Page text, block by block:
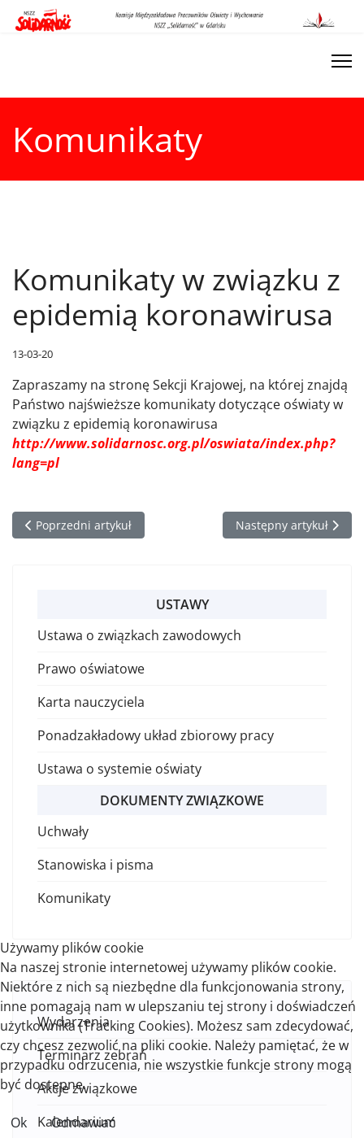
Komunikaty
Komunikaty w związku z
epidemią koronawirusa
13-03-20
Zapraszamy na stronę Sekcji Krajowej, na której znajdą
Państwo najświeższe komunikaty dotyczące oświaty w
związku z epidemią koronawirusa
http://www.solidarnosc.org.pl/oswiata/index.php?
lang=pl
Poprzedni artykuł: Zmiany w Karcie nauczyciela – projekt z
Poprzedni artykuł Następny artykuł:
Następny artykuł
USTAWY
Ustawa o związkach zawodowych
Prawo oświatowe
Karta nauczyciela
Ponadzakładowy układ zbiorowy pracy
Ustawa o systemie oświaty
DOKUMENTY ZWIĄZKOWE
Uchwały
Stanowiska i pisma
Komunikaty
Wydarzenia
Terminarz zebrań
Akcje związkowe
Kalendarium
Używamy plików cookie
Na naszej stronie internetowej używamy plików cookie.
Niektóre z nich są niezbędne dla funkcjonowania strony,
inne pomagają nam w ulepszaniu tej strony i doświadczeń
użytkownika (Tracking Cookies). Możesz sam zdecydować,
czy chcesz zezwolić na pliki cookie. Należy pamiętać, że w
przypadku odrzucenia, nie wszystkie funkcje strony mogą
być dostępne.
Ok
Odmawiać